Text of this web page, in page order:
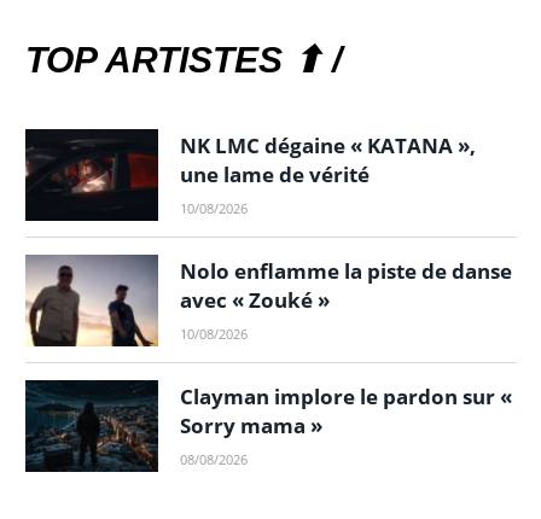
TOP ARTISTES ⬆ /
NK LMC dégaine « KATANA »,
une lame de vérité
10/08/2026
Nolo enflamme la piste de danse
avec « Zouké »
10/08/2026
Clayman implore le pardon sur «
Sorry mama »
08/08/2026